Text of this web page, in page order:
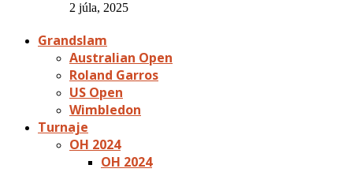
2 júla, 2025
Grandslam
Australian Open
Roland Garros
US Open
Wimbledon
Turnaje
OH 2024
OH 2024